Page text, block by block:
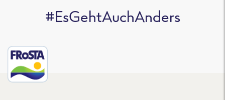
#EsGehtAuchAnders